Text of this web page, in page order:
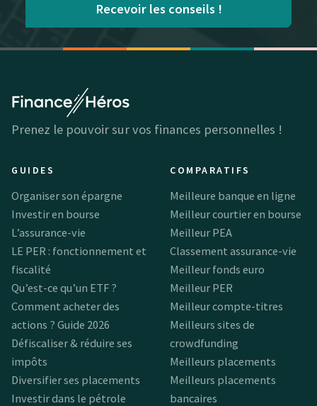
Recevoir les conseils !
Prenez le pouvoir sur vos finances personnelles !
GUIDES
Organiser son épargne
Investir en bourse
L’assurance-vie
LE PER : fonctionnement et
fiscalité
Qu’est-ce qu’un ETF ?
Comment acheter des
actions ? Guide 2026
Défiscaliser & réduire ses
impôts
Diversifier ses placements
Investir dans le pétrole
COMPARATIFS
Meilleure banque en ligne
Meilleur courtier en bourse
Meilleur PEA
Classement assurance-vie
Meilleur fonds euro
Meilleur PER
Meilleur compte-titres
Meilleurs sites de
crowdfunding
Meilleurs placements
Meilleurs placements
bancaires